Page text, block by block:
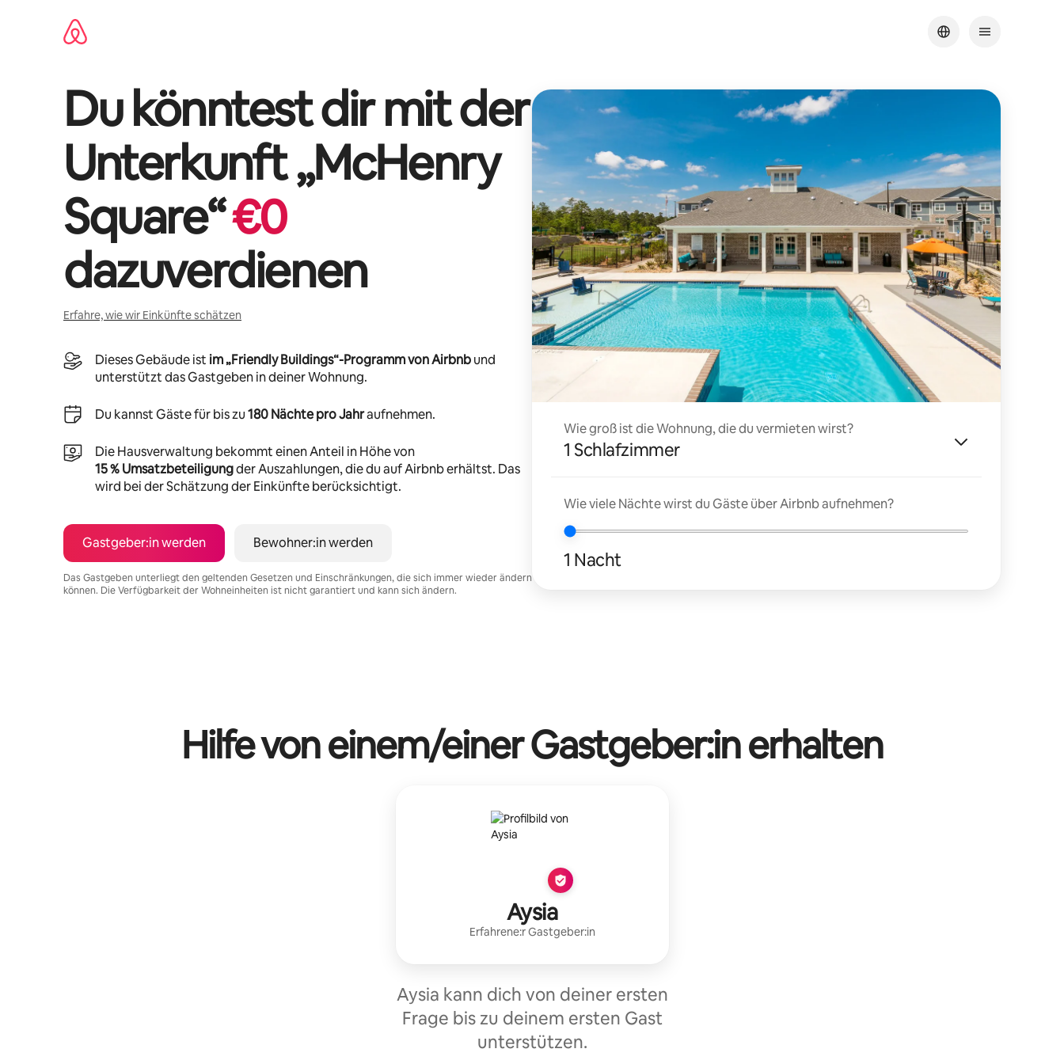
Du könntest dir mit der
Unterkunft „McHenry
Square“€0
dazuverdienen
Erfahre, wie wir Einkünfte schätzen
Dieses Gebäude ist im „Friendly Buildings“-Programm von Airbnbund
unterstützt das Gastgeben in deiner Wohnung.
Du kannst Gäste für bis zu180 Nächte pro Jahraufnehmen.
Die Hausverwaltung bekommt einen Anteil in Höhe von
15 % Umsatzbeteiligungder Auszahlungen, die du auf Airbnb erhältst. Das
wird bei der Schätzung der Einkünfte berücksichtigt.
Gastgeber:in werden Bewohner:in werden
Das Gastgeben unterliegt den geltenden Gesetzen und Einschränkungen, die sich immer wieder ändern
können. Die Verfügbarkeit der Wohneinheiten ist nicht garantiert und kann sich ändern.
Wie groß ist die Wohnung, die du vermieten wirst?
1 Schlafzimmer
Wie viele Nächte wirst du Gäste über Airbnb aufnehmen?
1 Nacht
Hilfe von einem/einer Gastgeber:in erhalten
Aysia
Erfahrene:r Gastgeber:in
Aysia kann dich von deiner ersten
Frage bis zu deinem ersten Gast
unterstützen.